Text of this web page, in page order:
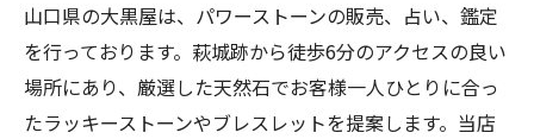
山口県の大黒屋は、パワーストーンの販売、占い、鑑定
を行っております。萩城跡から徒歩6分のアクセスの良い
場所にあり、厳選した天然石でお客様一人ひとりに合っ
たラッキーストーンやブレスレットを提案します。当店